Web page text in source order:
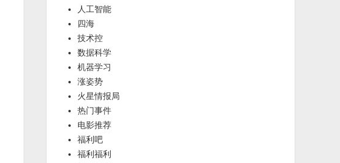
人工智能
四海
技术控
数据科学
机器学习
涨姿势
火星情报局
热门事件
电影推荐
福利吧
福利福利